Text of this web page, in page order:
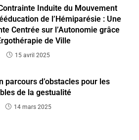
Induite du Mouvement
de l’Hémiparésie : Une
Centrée sur l’Autonomie grâce
de Ville
15 avril 2025
parcours d’obstacles pour les
de la gestualité
14 mars 2025